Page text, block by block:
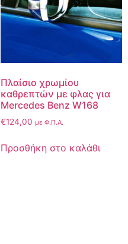
Πλαίσιο χρωμίου
καθρεπτών με φλας για
Mercedes Benz W168
€124,00 με Φ.Π.Α.
Προσθήκη στο καλάθι